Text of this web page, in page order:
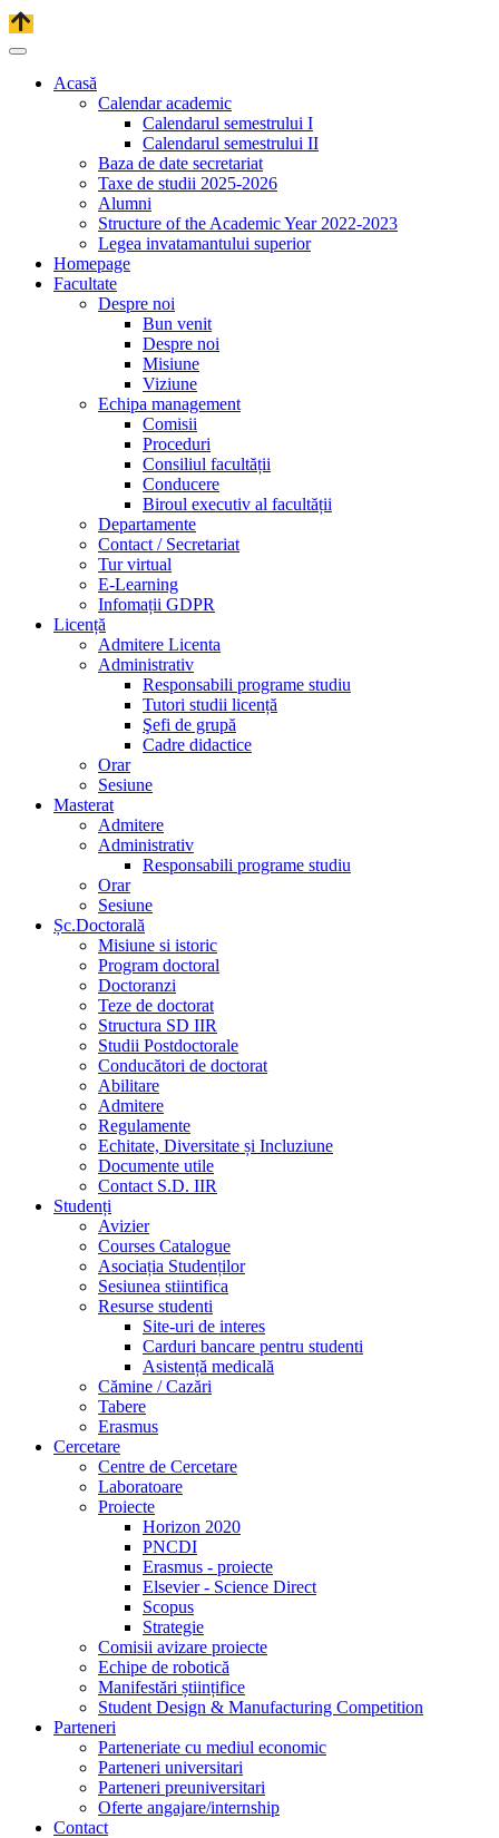
Acasă
Calendar academic
Calendarul semestrului I
Calendarul semestrului II
Baza de date secretariat
Taxe de studii 2025-2026
Alumni
Structure of the Academic Year 2022-2023
Legea invatamantului superior
Homepage
Facultate
Despre noi
Bun venit
Despre noi
Misiune
Viziune
Echipa management
Comisii
Proceduri
Consiliul facultății
Conducere
Biroul executiv al facultății
Departamente
Contact / Secretariat
Tur virtual
E-Learning
Infomații GDPR
Licență
Admitere Licenta
Administrativ
Responsabili programe studiu
Tutori studii licență
Şefi de grupă
Cadre didactice
Orar
Sesiune
Masterat
Admitere
Administrativ
Responsabili programe studiu
Orar
Sesiune
Șc.Doctorală
Misiune si istoric
Program doctoral
Doctoranzi
Teze de doctorat
Structura SD IIR
Studii Postdoctorale
Conducători de doctorat
Abilitare
Admitere
Regulamente
Echitate, Diversitate și Incluziune
Documente utile
Contact S.D. IIR
Studenți
Avizier
Courses Catalogue
Asociația Studenților
Sesiunea stiintifica
Resurse studenti
Site-uri de interes
Carduri bancare pentru studenti
Asistență medicală
Cămine / Cazări
Tabere
Erasmus
Cercetare
Centre de Cercetare
Laboratoare
Proiecte
Horizon 2020
PNCDI
Erasmus - proiecte
Elsevier - Science Direct
Scopus
Strategie
Comisii avizare proiecte
Echipe de robotică
Manifestări științifice
Student Design & Manufacturing Competition
Parteneri
Parteneriate cu mediul economic
Parteneri universitari
Parteneri preuniversitari
Oferte angajare/internship
Contact